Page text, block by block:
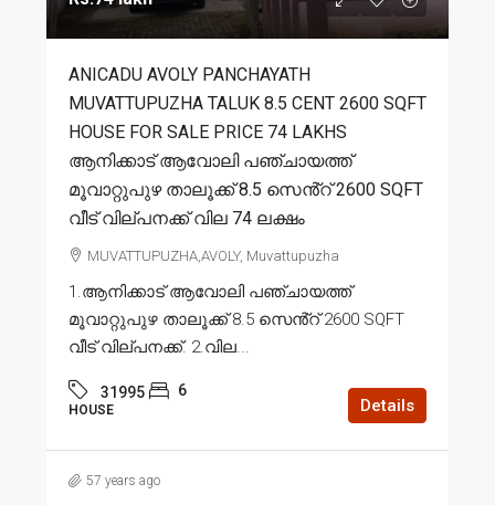
ANICADU AVOLY PANCHAYATH
MUVATTUPUZHA TALUK 8.5 CENT 2600 SQFT
HOUSE FOR SALE PRICE 74 LAKHS
ആനിക്കാട് ആവോലി പഞ്ചായത്ത്
മൂവാറ്റുപുഴ താലൂക്ക് 8.5 സെൻ്റ് 2600 SQFT
വീട് വില്പനക്ക് വില 74 ലക്ഷം
MUVATTUPUZHA,AVOLY, Muvattupuzha
1.ആനിക്കാട് ആവോലി പഞ്ചായത്ത്
മൂവാറ്റുപുഴ താലൂക്ക് 8.5 സെൻ്റ് 2600 SQFT
വീട് വില്പനക്ക്. 2.വില...
31995 6
HOUSE Details
57 years ago